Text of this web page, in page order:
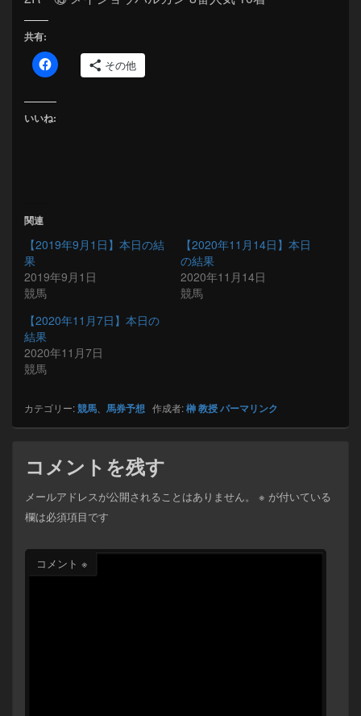
共有:
その他
いいね:
関連
【2019年9月1日】本日の結
果
2019年9月1日
競馬
【2020年11月14日】本日
の結果
2020年11月14日
競馬
【2020年11月7日】本日の
結果
2020年11月7日
競馬
カテゴリー:競馬 馬券予想 作成者:榊 教授パーマリンク
コメントを残す
メールアドレスが公開されることはありません。 ※ が付いている
欄は必須項目です
コメント ※